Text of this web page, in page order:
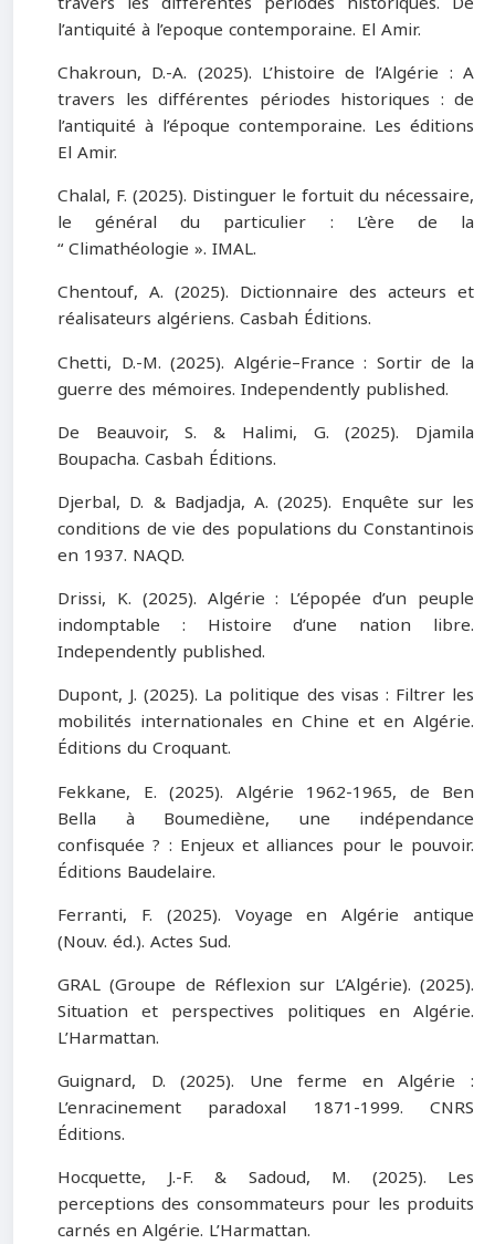
l’antiquité à l’epoque contemporaine. El Amir.
Chakroun, D.-A. (2025). L’histoire de l’Algérie : A
travers les différentes périodes historiques : de
l’antiquité à l’époque contemporaine. Les éditions
El Amir.
Chalal, F. (2025). Distinguer le fortuit du nécessaire,
le général du particulier : L’ère de la
“ Climathéologie ». IMAL.
Chentouf, A. (2025). Dictionnaire des acteurs et
réalisateurs algériens. Casbah Éditions.
Chetti, D.-M. (2025). Algérie–France : Sortir de la
guerre des mémoires. Independently published.
De Beauvoir, S. & Halimi, G. (2025). Djamila
Boupacha. Casbah Éditions.
Djerbal, D. & Badjadja, A. (2025). Enquête sur les
conditions de vie des populations du Constantinois
en 1937. NAQD.
Drissi, K. (2025). Algérie : L’épopée d’un peuple
indomptable : Histoire d’une nation libre.
Independently published.
Dupont, J. (2025). La politique des visas : Filtrer les
mobilités internationales en Chine et en Algérie.
Éditions du Croquant.
Fekkane, E. (2025). Algérie 1962-1965, de Ben
Bella à Boumediène, une indépendance
confisquée ? : Enjeux et alliances pour le pouvoir.
Éditions Baudelaire.
Ferranti, F. (2025). Voyage en Algérie antique
(Nouv. éd.). Actes Sud.
GRAL (Groupe de Réflexion sur L’Algérie). (2025).
Situation et perspectives politiques en Algérie.
L’Harmattan.
Guignard, D. (2025). Une ferme en Algérie :
L’enracinement paradoxal 1871-1999. CNRS
Éditions.
Hocquette, J.-F. & Sadoud, M. (2025). Les
perceptions des consommateurs pour les produits
carnés en Algérie. L’Harmattan.